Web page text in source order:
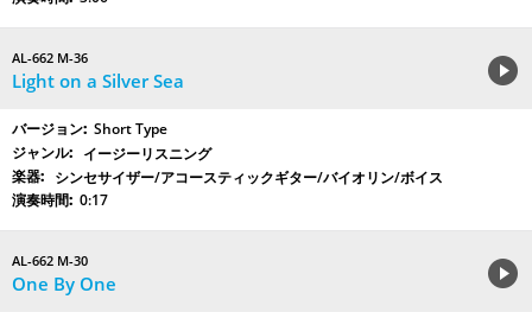
AL-662 M-36
Light on a Silver Sea
Short Type
イージーリスニング
シンセサイザー/アコースティックギター/バイオリン/ボイス
0:17
AL-662 M-30
One By One